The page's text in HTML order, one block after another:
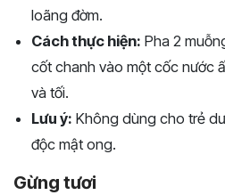
loãng đờm.
Cách thực hiện: Pha 2
cốt chanh vào một cốc nước
và tối.
Lưu ý: Không dùng cho trẻ
độc mật ong.
Gừng tươi